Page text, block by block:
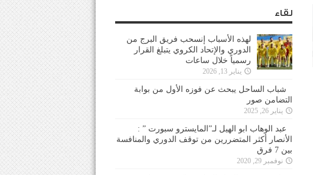
لقاء
لهذه الأسباب إنسحب فريق البرج من
الدوري والإتحاد الكروي يتبلغ القرار
رسمياً خلال ساعات
يناير 13, 2026
شباب الساحل يبحث عن فوزه الأول من بوابة
التضامن صور
يناير 26, 2025
عبد الوهاب ابو الهيل لـ”المايسترو سبورت ” :
الأنصار أكثر المتضررين من توقف الدوري والمنافسة
بين 7 فرق
نوفمبر 29, 2020